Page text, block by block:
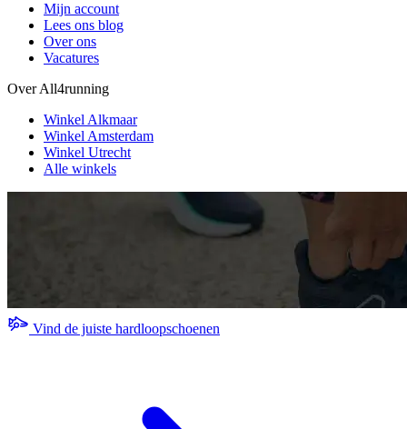
Mijn account
Lees ons blog
Over ons
Vacatures
Over All4running
Winkel Alkmaar
Winkel Amsterdam
Winkel Utrecht
Alle winkels
Vind de juiste hardloopschoenen